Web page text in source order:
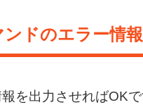
ドのエラー情
を出力させればOKで